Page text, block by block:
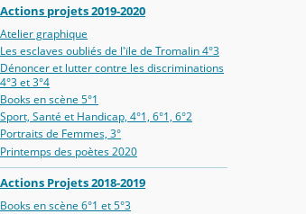
Actions projets 2019-2020
Atelier graphique
Les esclaves oubliés de l'ïle de Tromalin 4°3
Dénoncer et lutter contre les discriminations
4°3 et 3°4
Books en scène 5°1
Sport, Santé et Handicap, 4°1, 6°1, 6°2
Portraits de Femmes, 3°
Printemps des poètes 2020
Actions Projets 2018-2019
Books en scène 6°1 et 5°3